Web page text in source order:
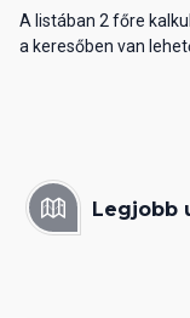
A listában 2 főre
a keresőben van
Legjobb